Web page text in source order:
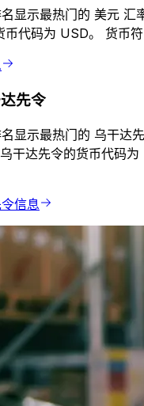
显示最热门的 美元
代码为 USD。 货币符
先令
显示最热门的 乌干达
干达先令的货币代码
信息